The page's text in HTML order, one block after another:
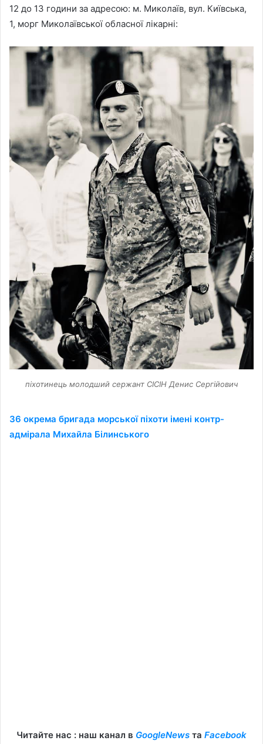
12 до 13 години за адресою: м. Миколаїв, вул. Київська,
1, морг Миколаївської обласної лікарні:
піхотинець молодший сержант СІСІН Денис Сергійович
36 окрема бригада морської піхоти імені контр-
адмірала Михайла Білинського
Читайте нас : наш канал в GoogleNews та Facebook